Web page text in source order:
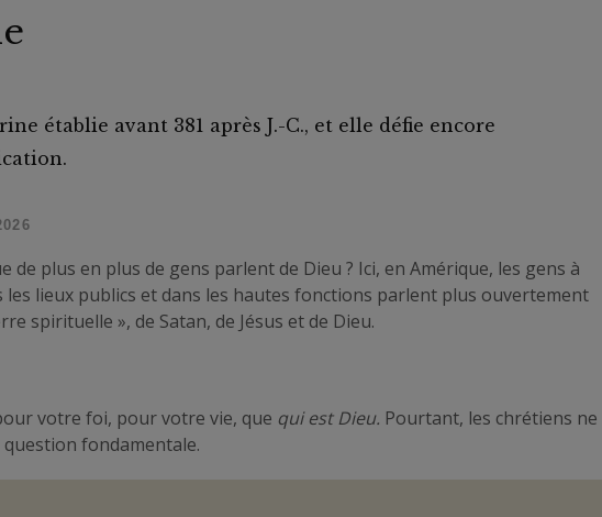
établie avant 381 après J.-C., et elle défie encore
de plus en plus de gens parlent de Dieu ? Ici, en Amérique, les gens à
les lieux publics et dans les hautes fonctions parlent plus ouvertement
spirituelle », de Satan, de Jésus et de Dieu.
votre foi, pour votre vie, que qui est Dieu. Pourtant, les chrétiens ne
fondamentale.